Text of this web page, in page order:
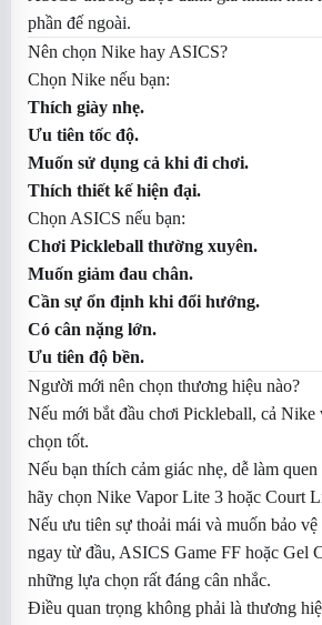
phần đế ngoài.
Nên chọn Nike hay ASICS?
Chọn Nike nếu bạn:
Thích giày nhẹ.
Ưu tiên tốc độ.
Muốn sử dụng cả khi đi chơi.
Thích thiết kế hiện đại.
Chọn ASICS nếu bạn:
Chơi Pickleball thường xuyên.
Muốn giảm đau chân.
Cần sự ổn định khi đổi hướng.
Có cân nặng lớn.
Ưu tiên độ bền.
Người mới nên chọn thương hiệu nào?
Nếu mới bắt đầu chơi Pickleball, cả Nike
chọn tốt.
Nếu bạn thích cảm giác nhẹ, dễ làm
hãy chọn Nike Vapor Lite 3 hoặc Court
Nếu ưu tiên sự thoải mái và muốn bảo vệ
ngay từ đầu, ASICS Game FF hoặc Gel
những lựa chọn rất đáng cân nhắc.
Điều quan trọng không phải là thương